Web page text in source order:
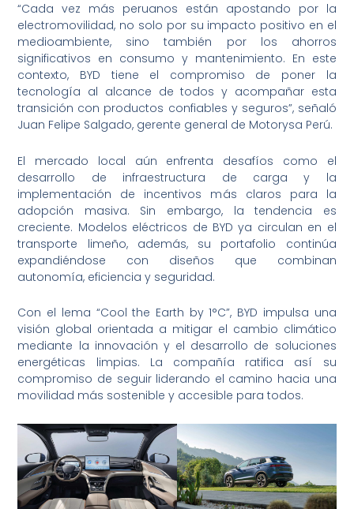
“Cada vez más peruanos están apostando por la
electromovilidad, no solo por su impacto positivo en el
medioambiente, sino también por los ahorros
significativos en consumo y mantenimiento. En este
contexto, BYD tiene el compromiso de poner la
tecnología al alcance de todos y acompañar esta
transición con productos confiables y seguros”, señaló
Juan Felipe Salgado, gerente general de Motorysa Perú.
El mercado local aún enfrenta desafíos como el
desarrollo de infraestructura de carga y la
implementación de incentivos más claros para la
adopción masiva. Sin embargo, la tendencia es
creciente. Modelos eléctricos de BYD ya circulan en el
transporte limeño, además, su portafolio continúa
expandiéndose con diseños que combinan
autonomía, eficiencia y seguridad.
Con el lema “Cool the Earth by 1°C”, BYD impulsa una
visión global orientada a mitigar el cambio climático
mediante la innovación y el desarrollo de soluciones
energéticas limpias. La compañía ratifica así su
compromiso de seguir liderando el camino hacia una
movilidad más sostenible y accesible para todos.